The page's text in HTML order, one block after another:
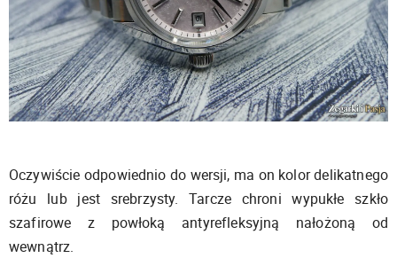
Oczywiście odpowiednio do wersji, ma on kolor delikatnego
różu lub jest srebrzysty. Tarcze chroni wypukłe szkło
szafirowe z powłoką antyrefleksyjną nałożoną od
wewnątrz.